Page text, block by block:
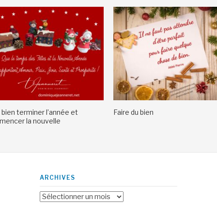
bien terminer l’année et
la nouvelle
Faire du bien
ARCHIVES
Archives